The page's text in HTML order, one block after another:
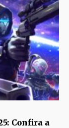
Confira a